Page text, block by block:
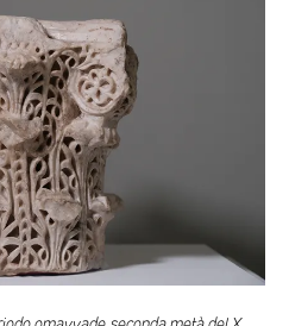
omayyade, seconda metà del X